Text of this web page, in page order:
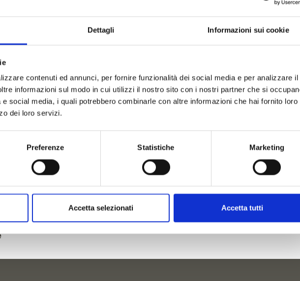
Dettagli Informazioni sui cookie
contenuti ed annunci, per fornire funzionalità dei social media e per analizzare il
informazioni sul modo in cui utilizzi il nostro sito con i nostri partner che si
social media, i quali potrebbero combinarle con altre informazioni che hai fornito loro
dei loro servizi.
Preferenze Statistiche Marketing
Accetta selezionati Accetta tutti
Venosta
Val Venosta? Le tre aree vacanzeLaces-Martello,Silandro-Lasae
Val Venostaè un incredibile spettacolo naturale e una delle attrazioni
inizio della fioritura dei meli è difficilmente prevedibile perché